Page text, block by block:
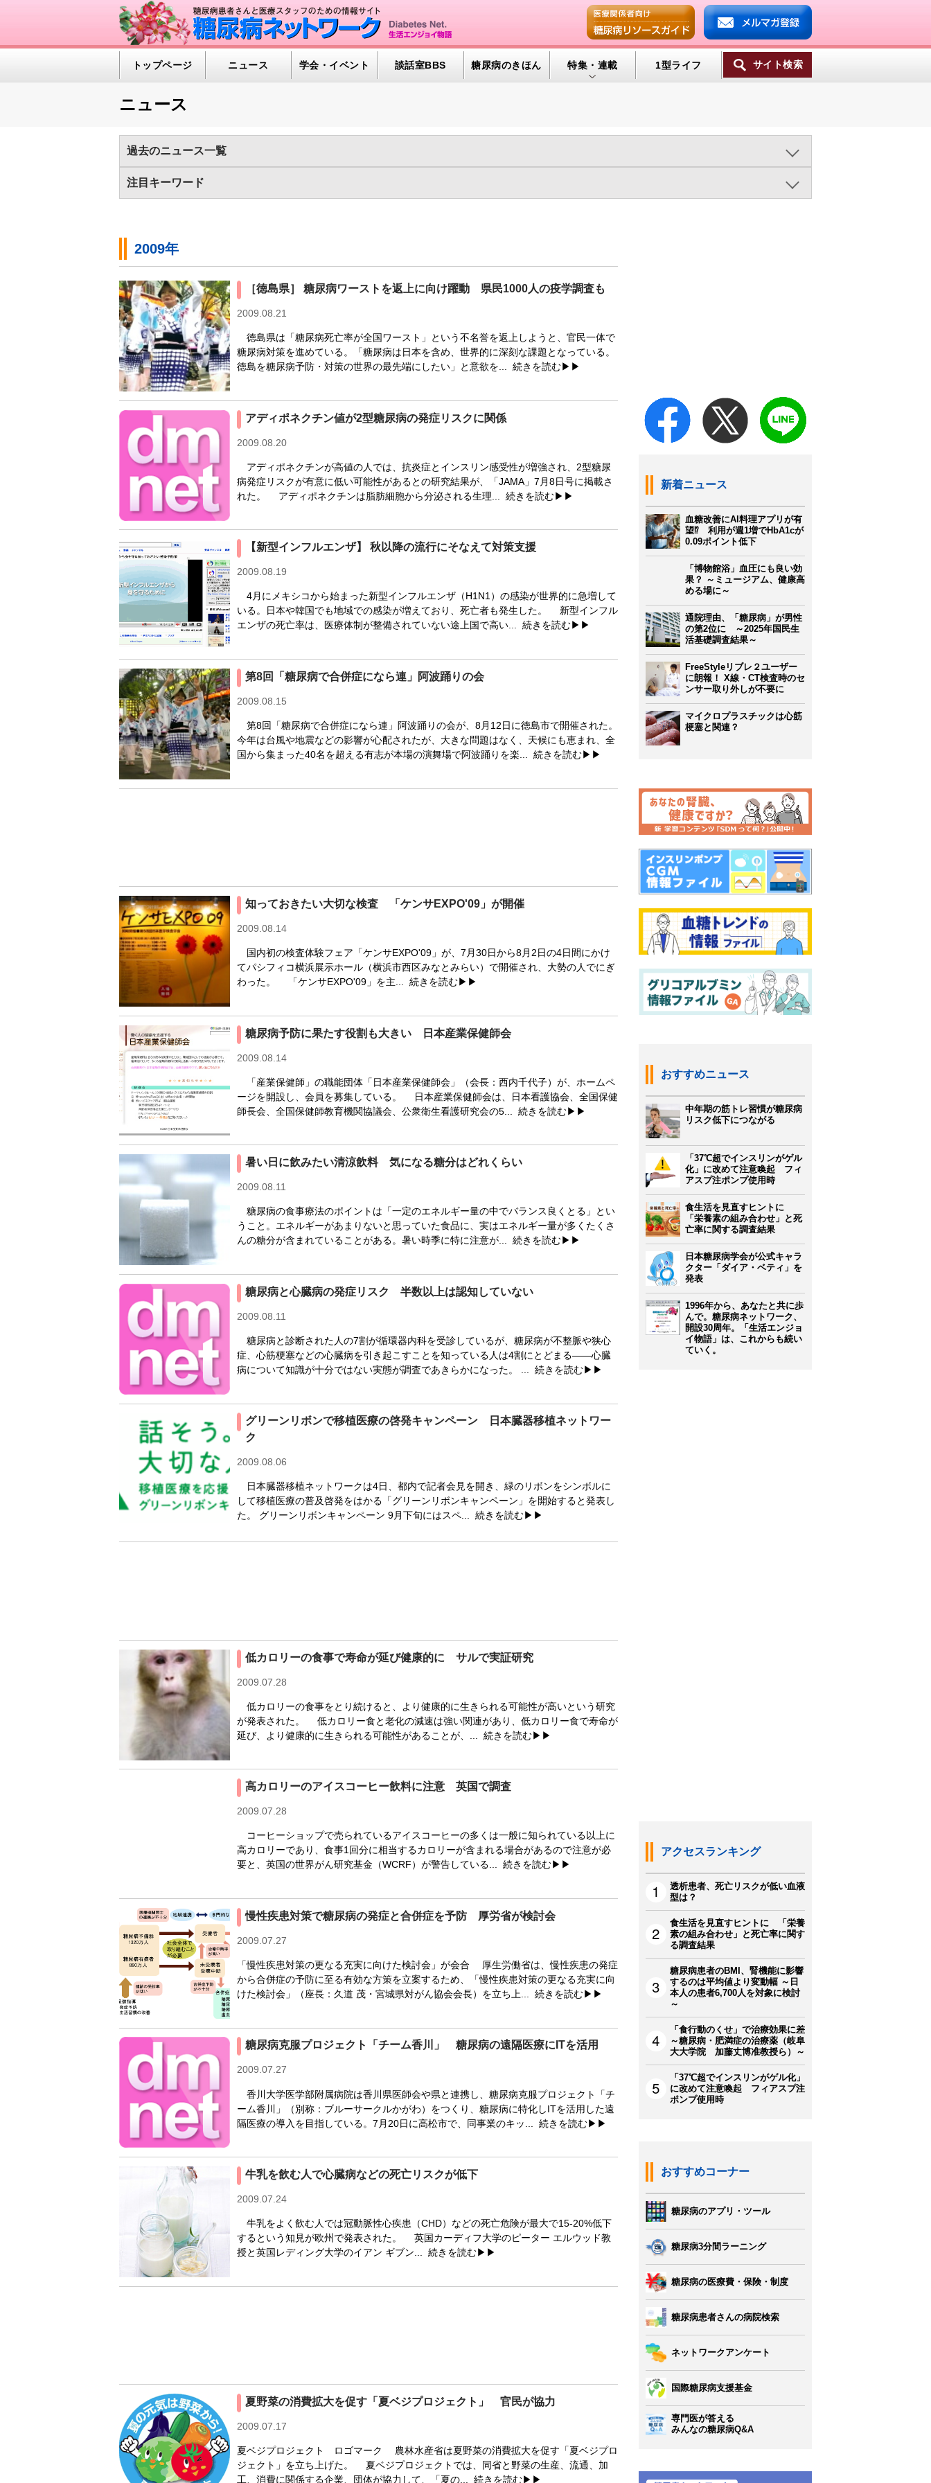
トップページ ニュース 学会・イベント 談話室BBS 糖尿病のきほん 特集・連載 1型ライフ サイト検索
ニュース
過去のニュース一覧
2026年 2025年
2013年
2012年 2011年 2010年 2009年 2008年 2007年 2006年 2005年 2004年 2003年
注目キーワード
糖尿病の検査（HbA1c 他）（586)
2009年
［徳島県］ 糖尿病ワーストを返上に向け躍動 県民1000人の疫学調査も
2009.08.21
徳島県は「糖尿病死亡率が全国ワースト」という不名誉を返上しようと、官民一体で
糖尿病対策を進めている。「糖尿病は日本を含め、世界的に深刻な課題となっている。
徳島を糖尿病予防・対策の世界の最先端にしたい」と意欲を... 続きを読む▶▶
アディポネクチン値が2型糖尿病の発症リスクに関係
2009.08.20
アディポネクチンが高値の人では、抗炎症とインスリン感受性が増強され、2型糖尿
病発症リスクが有意に低い可能性があるとの研究結果が、「JAMA」7月8日号に掲載さ
れた。 アディポネクチンは脂肪細胞から分泌される生理... 続きを読む▶▶
【新型インフルエンザ】 秋以降の流行にそなえて対策支援
2009.08.19
4月にメキシコから始まった新型インフルエンザ（H1N1）の感染が世界的に急増して
いる。日本や韓国でも地域での感染が増えており、死亡者も発生した。 新型インフル
エンザの死亡率は、医療体制が整備されていない途上国で高い... 続きを読む▶▶
第8回「糖尿病で合併症になら連」阿波踊りの会
2009.08.15
第8回「糖尿病で合併症になら連」阿波踊りの会が、8月12日に徳島市で開催された。
今年は台風や地震などの影響が心配されたが、大きな問題はなく、天候にも恵まれ、全
国から集まった40名を超える有志が本場の演舞場で阿波踊りを楽... 続きを読む▶▶
知っておきたい大切な検査 「ケンサEXPO'09」が開催
2009.08.14
国内初の検査体験フェア「ケンサEXPO'09」が、7月30日から8月2日の4日間にかけ
てパシフィコ横浜展示ホール（横浜市西区みなとみらい）で開催され、大勢の人でにぎ
わった。 「ケンサEXPO'09」を主... 続きを読む▶▶
糖尿病予防に果たす役割も大きい 日本産業保健師会
2009.08.14
「産業保健師」の職能団体「日本産業保健師会」（会長：西内千代子）が、ホームペ
ージを開設し、会員を募集している。 日本産業保健師会は、日本看護協会、全国保健
師長会、全国保健師教育機関協議会、公衆衛生看護研究会の5... 続きを読む▶▶
暑い日に飲みたい清涼飲料 気になる糖分はどれくらい
2009.08.11
糖尿病の食事療法のポイントは「一定のエネルギー量の中でバランス良くとる」とい
うこと。エネルギーがあまりないと思っていた食品に、実はエネルギー量が多くたくさ
んの糖分が含まれていることがある。暑い時季に特に注意が... 続きを読む▶▶
糖尿病と心臓病の発症リスク 半数以上は認知していない
2009.08.11
糖尿病と診断された人の7割が循環器内科を受診しているが、糖尿病が不整脈や狭心
症、心筋梗塞などの心臓病を引き起こすことを知っている人は4割にとどまる――心臓
病について知識が十分ではない実態が調査であきらかになった。 ... 続きを読む▶▶
グリーンリボンで移植医療の啓発キャンペーン 日本臓器移植ネットワー
ク
2009.08.06
日本臓器移植ネットワークは4日、都内で記者会見を開き、緑のリボンをシンボルに
して移植医療の普及啓発をはかる「グリーンリボンキャンペーン」を開始すると発表し
た。 グリーンリボンキャンペーン 9月下旬にはスペ... 続きを読む▶▶
低カロリーの食事で寿命が延び健康的に サルで実証研究
2009.07.28
低カロリーの食事をとり続けると、より健康的に生きられる可能性が高いという研究
が発表された。 低カロリー食と老化の減速は強い関連があり、低カロリー食で寿命が
延び、より健康的に生きられる可能性があることが、... 続きを読む▶▶
高カロリーのアイスコーヒー飲料に注意 英国で調査
2009.07.28
コーヒーショップで売られているアイスコーヒーの多くは一般に知られている以上に
高カロリーであり、食事1回分に相当するカロリーが含まれる場合があるので注意が必
要と、英国の世界がん研究基金（WCRF）が警告している... 続きを読む▶▶
慢性疾患対策で糖尿病の発症と合併症を予防 厚労省が検討会
2009.07.27
「慢性疾患対策の更なる充実に向けた検討会」が会合 厚生労働省は、慢性疾患の発症
から合併症の予防に至る有効な方策を立案するため、「慢性疾患対策の更なる充実に向
けた検討会」（座長：久道 茂・宮城県対がん協会会長）を立ち上... 続きを読む▶▶
糖尿病克服プロジェクト「チーム香川」 糖尿病の遠隔医療にITを活用
2009.07.27
香川大学医学部附属病院は香川県医師会や県と連携し、糖尿病克服プロジェクト「チ
ーム香川」（別称：ブルーサークルかがわ）をつくり、糖尿病に特化しITを活用した遠
隔医療の導入を目指している。7月20日に高松市で、同事業のキッ... 続きを読む▶▶
牛乳を飲む人で心臓病などの死亡リスクが低下
2009.07.24
牛乳をよく飲む人では冠動脈性心疾患（CHD）などの死亡危険が最大で15-20%低下
するという知見が欧州で発表された。 英国カーディフ大学のピーター エルウッド教
授と英国レディング大学のイアン ギブン... 続きを読む▶▶
夏野菜の消費拡大を促す「夏ベジプロジェクト」 官民が協力
2009.07.17
夏ベジプロジェクト ロゴマーク 農林水産省は夏野菜の消費拡大を促す「夏ベジプロ
ジェクト」を立ち上げた。 夏ベジプロジェクトでは、同省と野菜の生産、流通、加
工、消費に関係する企業、団体が協力して、「夏の... 続きを読む▶▶
新着ニュース
血糖改善にAI料理アプリが有
望⁉ 利用が週1増でHbA1cが
0.09ポイント低下
「博物館浴」血圧にも良い効
果？ ～ミュージアム、健康高
める場に～
通院理由、「糖尿病」が男性
の第2位に ～2025年国民生
活基礎調査結果～
FreeStyleリブレ２ユーザー
に朗報！ X線・CT検査時のセ
ンサー取り外しが不要に
マイクロプラスチックは心筋
梗塞と関連？
おすすめニュース
中年期の筋トレ習慣が糖尿病
リスク低下につながる
「37℃超でインスリンがゲル
化」に改めて注意喚起 フィ
アスプ注ポンプ使用時
食生活を見直すヒントに
「栄養素の組み合わせ」と死
亡率に関する調査結果
日本糖尿病学会が公式キャラ
クター「ダイア・ベティ」を
発表
1996年から、あなたと共に歩
んで。糖尿病ネットワーク、
開設30周年。「生活エンジョ
イ物語」は、これからも続い
ていく。
アクセスランキング
透析患者、死亡リスクが低い血液
型は？
食生活を見直すヒントに 「栄養
素の組み合わせ」と死亡率に関す
る調査結果
糖尿病患者のBMI、腎機能に影響
するのは平均値より変動幅 ～日
本人の患者6,700人を対象に検討
～
「食行動のくせ」で治療効果に差
～糖尿病・肥満症の治療薬（岐阜
大大学院 加藤丈博准教授ら）～
「37℃超でインスリンがゲル化」
に改めて注意喚起 フィアスプ注
ポンプ使用時
おすすめコーナー
糖尿病のアプリ・ツール
糖尿病3分間ラーニング
糖尿病の医療費・保険・制度
糖尿病患者さんの病院検索
ネットワークアンケート
国際糖尿病支援基金
専門医が答える
みんなの糖尿病Q&A